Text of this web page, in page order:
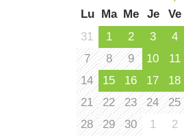
Lu
Ma Me Je Ve
31
1 2 3 4
7
8 9 10 11
14
15 16 17 18
21
22 23 24 25
28
29 30 1 2